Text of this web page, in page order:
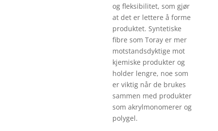
og fleksibilitet, som gjør
at det er lettere å forme
produktet. Syntetiske
fibre som Toray er mer
motstandsdyktige mot
kjemiske produkter og
holder lengre, noe som
er viktig når de brukes
sammen med produkter
som akrylmonomerer og
polygel.